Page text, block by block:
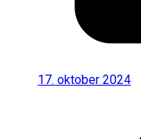
17. oktober 2024